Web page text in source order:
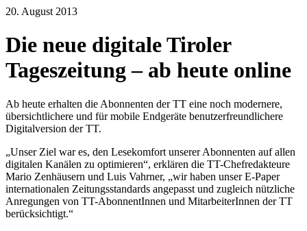
20. August 2013
Die neue digitale Tiroler
Tageszeitung – ab heute online
Ab heute erhalten die Abonnenten der TT eine noch modernere,
übersichtlichere und für mobile Endgeräte benutzerfreundlichere
Digitalversion der TT.
„Unser Ziel war es, den Lesekomfort unserer Abonnenten auf allen
digitalen Kanälen zu optimieren“, erklären die TT-Chefredakteure
Mario Zenhäusern und Luis Vahrner, „wir haben unser E-Paper
internationalen Zeitungsstandards angepasst und zugleich nützliche
Anregungen von TT-AbonnentInnen und MitarbeiterInnen der TT
berücksichtigt.“